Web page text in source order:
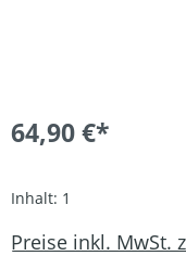
64,90 €*
Inhalt: 1
Preise inkl. MwSt.